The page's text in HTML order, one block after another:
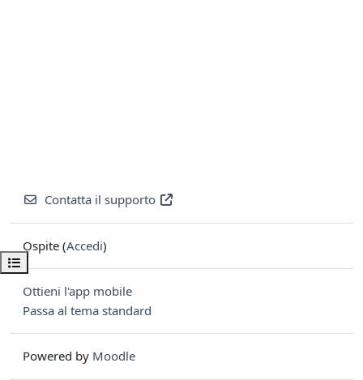
Apri indice del corso
Contatta il supporto
Ospite (Accedi)
Ottieni l'app mobile
Passa al tema standard
Powered by Moodle